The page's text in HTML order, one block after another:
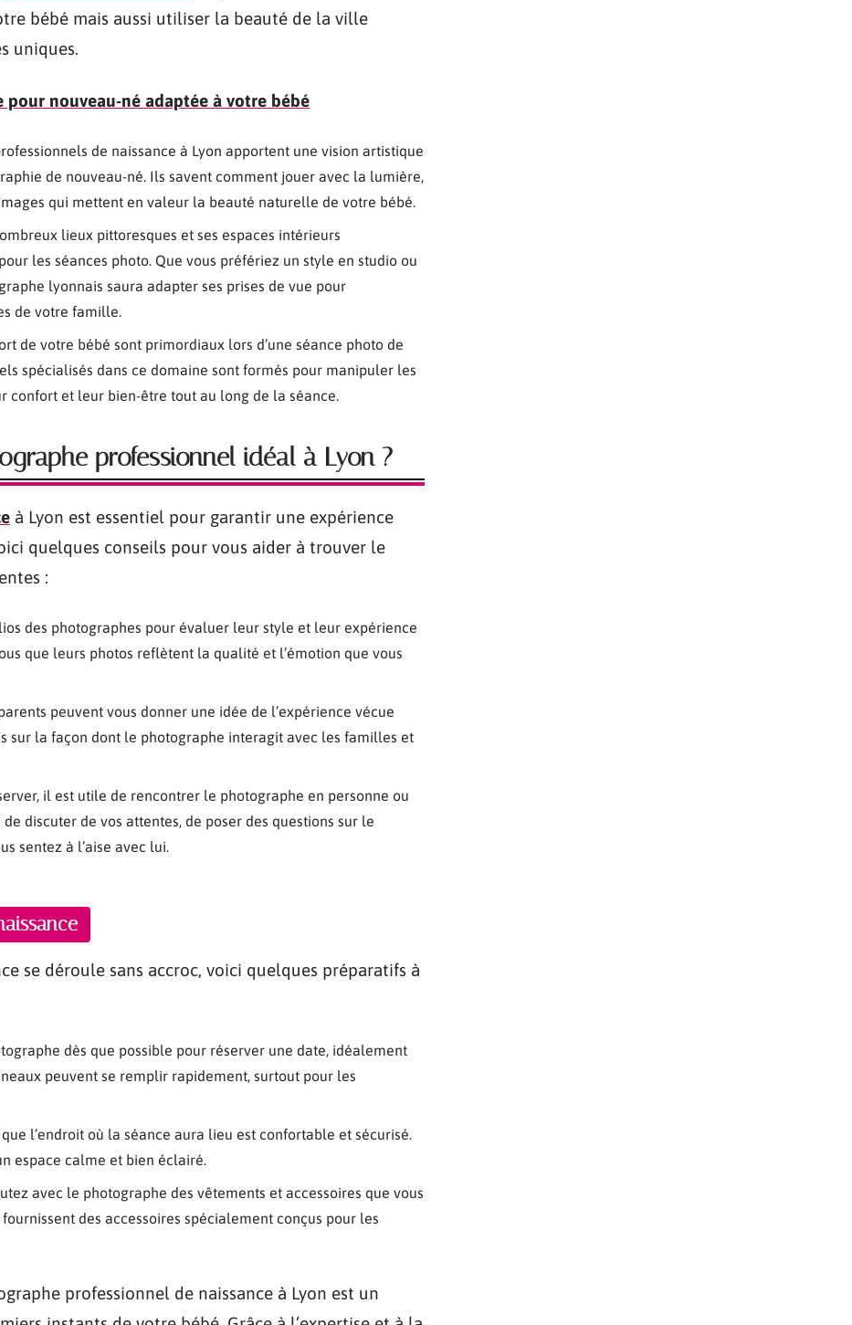
bébé mais aussi utiliser la beauté de la ville
uniques.
pour nouveau-né adaptée à votre bébé
de naissance à Lyon apportent une vision artistique
de nouveau-né. Ils savent comment jouer avec la lumière,
qui mettent en valeur la beauté naturelle de votre bébé.
lieux pittoresques et ses espaces intérieurs
les séances photo. Que vous préfériez un style en studio ou
lyonnais saura adapter ses prises de vue pour
de votre famille.
de votre bébé sont primordiaux lors d’une séance photo de
spécialisés dans ce domaine sont formés pour manipuler les
confort et leur bien-être tout au long de la séance.
professionnel idéal à Lyon ?
à Lyon est essentiel pour garantir une expérience
quelques conseils pour vous aider à trouver le
:
des photographes pour évaluer leur style et leur expérience
que leurs photos reflètent la qualité et l’émotion que vous
peuvent vous donner une idée de l’expérience vécue
sur la façon dont le photographe interagit avec les familles et
il est utile de rencontrer le photographe en personne ou
discuter de vos attentes, de poser des questions sur le
sentez à l’aise avec lui.
se déroule sans accroc, voici quelques préparatifs à
dès que possible pour réserver une date, idéalement
peuvent se remplir rapidement, surtout pour les
que l’endroit où la séance aura lieu est confortable et sécurisé.
espace calme et bien éclairé.
avec le photographe des vêtements et accessoires que vous
des accessoires spécialement conçus pour les
professionnel de naissance à Lyon est un